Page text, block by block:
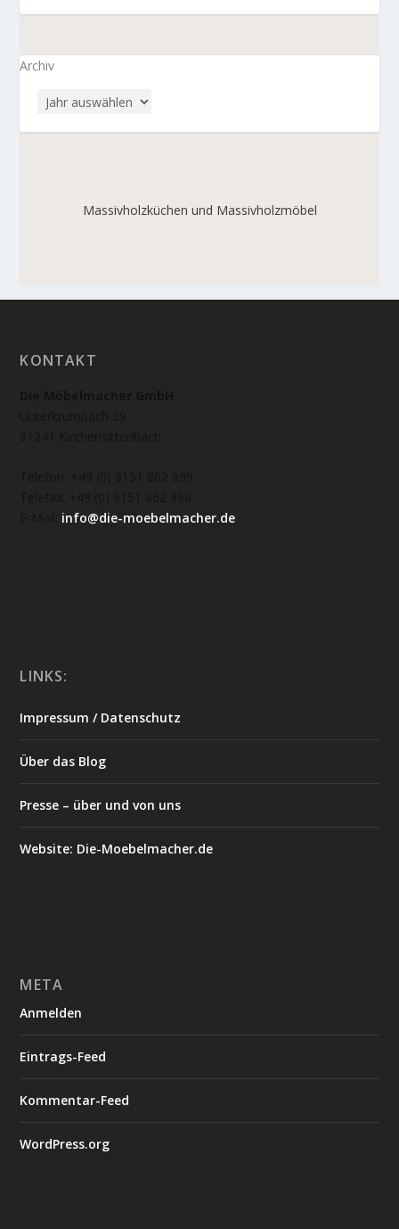
Archiv
Massivholzküchen und Massivholzmöbel
KONTAKT
info@die-moebelmacher.de
LINKS:
Impressum / Datenschutz
Über das Blog
Presse – über und von uns
Website: Die-Moebelmacher.de
META
Anmelden
Eintrags-Feed
Kommentar-Feed
WordPress.org